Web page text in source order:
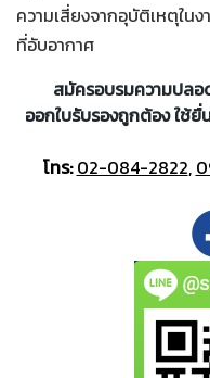
ความเสี่ยงจากอุบัติเหตุใน
ที่อับอากาศ
สมัครอบรมความปล
ออกใบรับรองถูกต้อง ใช้
โทร: 02-084-2822,